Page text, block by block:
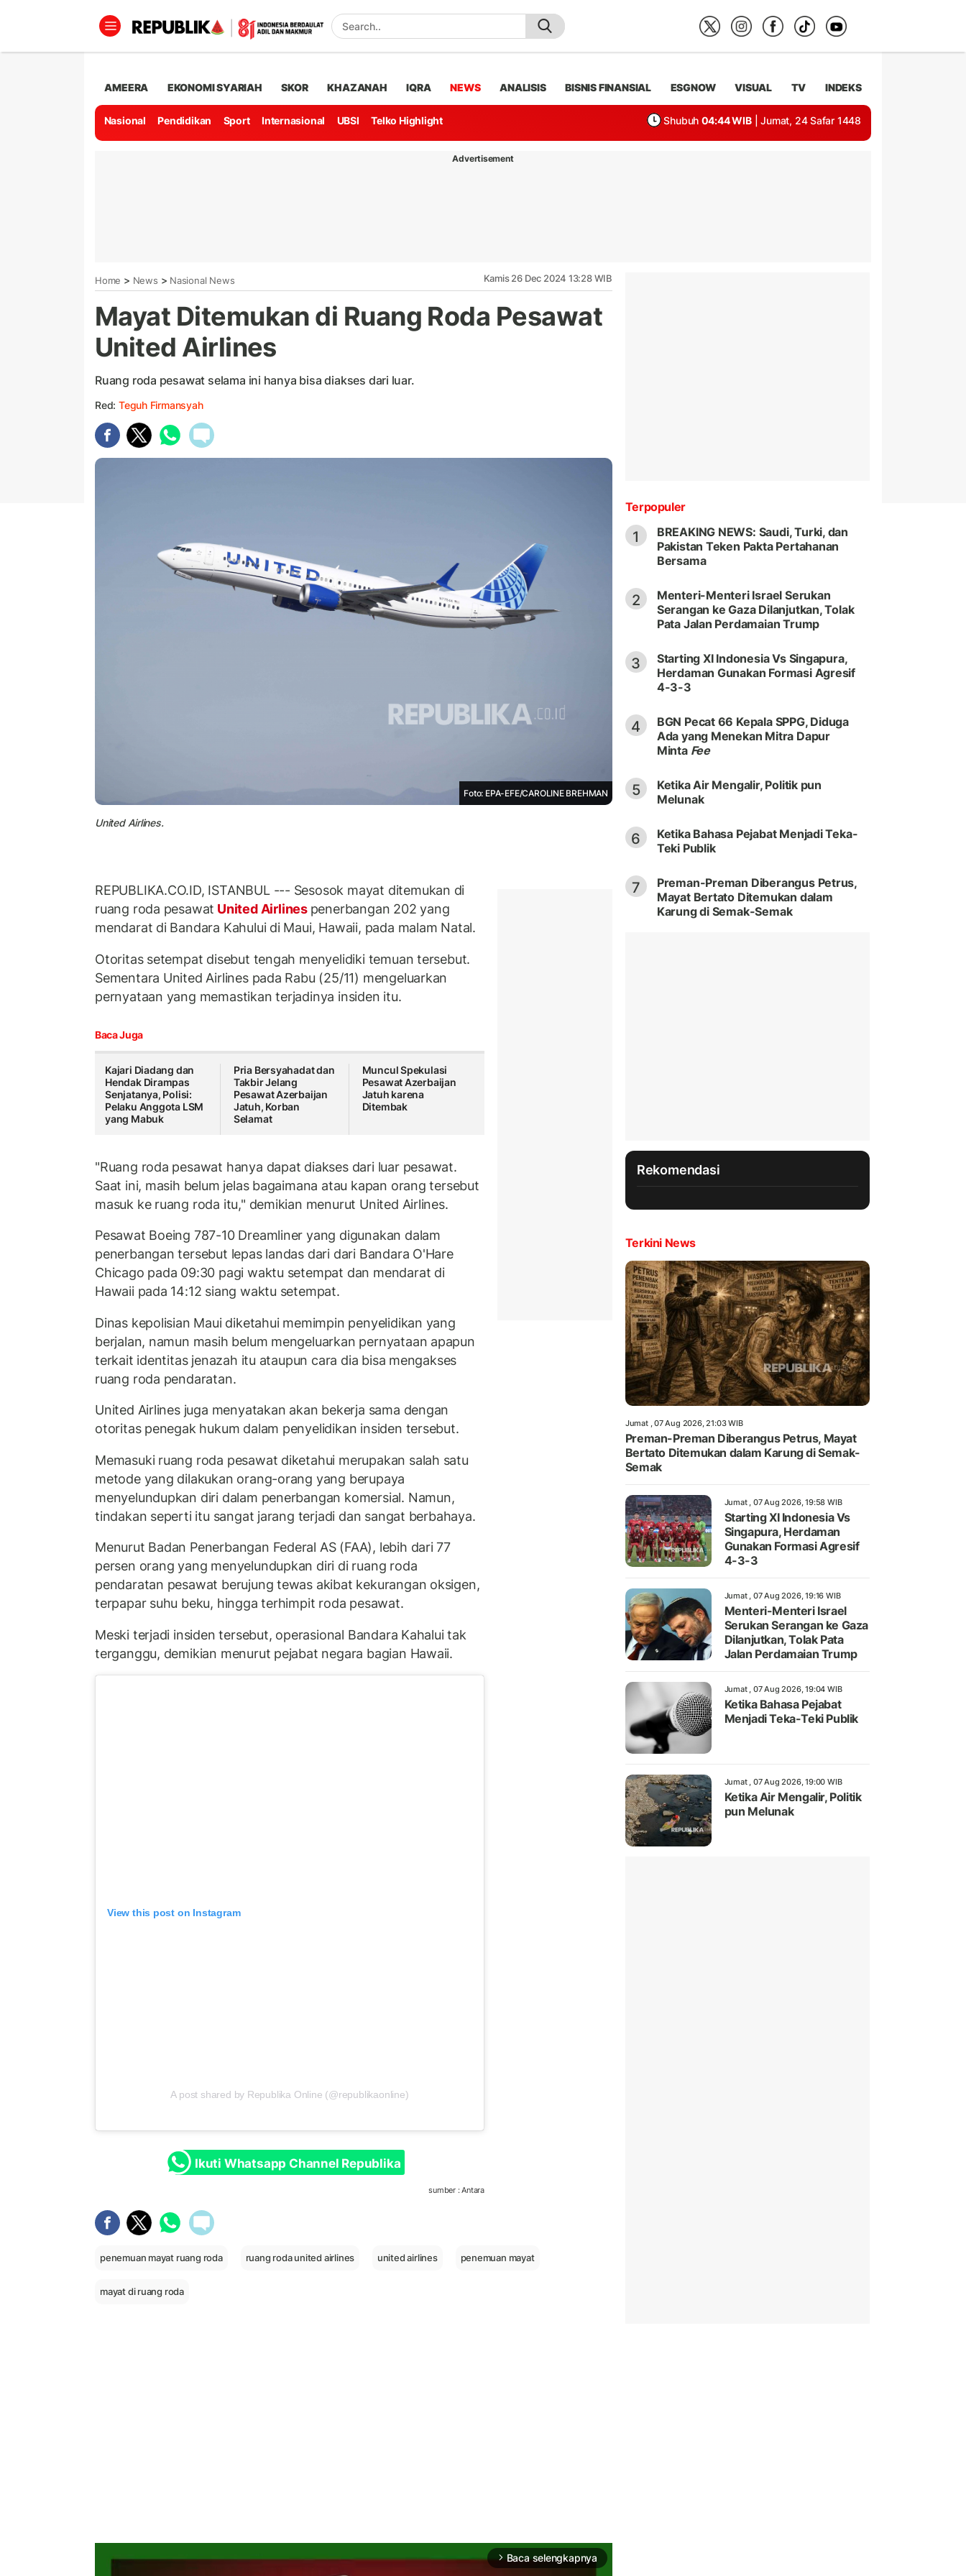
AMEERA EKONOMI SYARIAH SKOR KHAZANAH IQRA NEWS ANALISIS BISNIS FINANSIAL ESGNOW VISUAL TV INDEKS
Nasional Pendidikan Sport Internasional UBSI Telko Highlight Shubuh 04:44 WIB | Jumat, 24 Safar 1448
Advertisement
Home > News > Nasional News Kamis 26 Dec 2024 13:28 WIB
Mayat Ditemukan di Ruang Roda Pesawat
United Airlines
Ruang roda pesawat selama ini hanya bisa diakses dari luar.
Red: Teguh Firmansyah
Foto: EPA-EFE/CAROLINE BREHMAN
United Airlines.
REPUBLIKA.CO.ID, ISTANBUL --- Sesosok mayat ditemukan di
ruang roda pesawat United Airlines penerbangan 202 yang
mendarat di Bandara Kahului di Maui, Hawaii, pada malam Natal.
Otoritas setempat disebut tengah menyelidiki temuan tersebut.
Sementara United Airlines pada Rabu (25/11) mengeluarkan
pernyataan yang memastikan terjadinya insiden itu.
Baca Juga
Kajari Diadang dan
Hendak Dirampas
Senjatanya, Polisi:
Pelaku Anggota LSM
yang Mabuk
Pria Bersyahadat dan
Takbir Jelang
Pesawat Azerbaijan
Jatuh, Korban
Selamat
Muncul Spekulasi
Pesawat Azerbaijan
Jatuh karena
Ditembak
"Ruang roda pesawat hanya dapat diakses dari luar pesawat.
Saat ini, masih belum jelas bagaimana atau kapan orang tersebut
masuk ke ruang roda itu," demikian menurut United Airlines.
Pesawat Boeing 787-10 Dreamliner yang digunakan dalam
penerbangan tersebut lepas landas dari dari Bandara O'Hare
Chicago pada 09:30 pagi waktu setempat dan mendarat di
Hawaii pada 14:12 siang waktu setempat.
Dinas kepolisian Maui diketahui memimpin penyelidikan yang
berjalan, namun masih belum mengeluarkan pernyataan apapun
terkait identitas jenazah itu ataupun cara dia bisa mengakses
ruang roda pendaratan.
United Airlines juga menyatakan akan bekerja sama dengan
otoritas penegak hukum dalam penyelidikan insiden tersebut.
Memasuki ruang roda pesawat diketahui merupakan salah satu
metode yang dilakukan orang-orang yang berupaya
menyelundupkan diri dalam penerbangan komersial. Namun,
tindakan seperti itu sangat jarang terjadi dan sangat berbahaya.
Menurut Badan Penerbangan Federal AS (FAA), lebih dari 77
persen orang yang menyelundupkan diri di ruang roda
pendaratan pesawat berujung tewas akibat kekurangan oksigen,
terpapar suhu beku, hingga terhimpit roda pesawat.
Meski terjadi insiden tersebut, operasional Bandara Kahalui tak
terganggu, demikian menurut pejabat negara bagian Hawaii.
View this post on Instagram
A post shared by Republika Online (@republikaonline)
Ikuti Whatsapp Channel Republika
sumber : Antara
penemuan mayat ruang roda ruang roda united airlines united airlines penemuan mayat
mayat di ruang roda
arrow_forward_ios Baca selengkapnya
Terpopuler
1
BREAKING NEWS: Saudi, Turki, dan
Pakistan Teken Pakta Pertahanan
Bersama
2
Menteri-Menteri Israel Serukan
Serangan ke Gaza Dilanjutkan, Tolak
Pata Jalan Perdamaian Trump
3
Starting XI Indonesia Vs Singapura,
Herdaman Gunakan Formasi Agresif
4-3-3
4
BGN Pecat 66 Kepala SPPG, Diduga
Ada yang Menekan Mitra Dapur
Minta Fee
5
Ketika Air Mengalir, Politik pun
Melunak
6
Ketika Bahasa Pejabat Menjadi Teka-
Teki Publik
7
Preman-Preman Diberangus Petrus,
Mayat Bertato Ditemukan dalam
Karung di Semak-Semak
Rekomendasi
Terkini News
Jumat , 07 Aug 2026, 21:03 WIB
Preman-Preman Diberangus Petrus, Mayat
Bertato Ditemukan dalam Karung di Semak-
Semak
Jumat , 07 Aug 2026, 19:58 WIB
Starting XI Indonesia Vs
Singapura, Herdaman
Gunakan Formasi Agresif
4-3-3
Jumat , 07 Aug 2026, 19:16 WIB
Menteri-Menteri Israel
Serukan Serangan ke Gaza
Dilanjutkan, Tolak Pata
Jalan Perdamaian Trump
Jumat , 07 Aug 2026, 19:04 WIB
Ketika Bahasa Pejabat
Menjadi Teka-Teki Publik
Jumat , 07 Aug 2026, 19:00 WIB
Ketika Air Mengalir, Politik
pun Melunak